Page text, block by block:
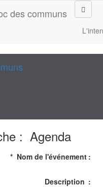
des communs
: Agenda
Nom de l'événement
Description